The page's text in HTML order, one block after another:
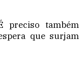
preciso também
que surjam